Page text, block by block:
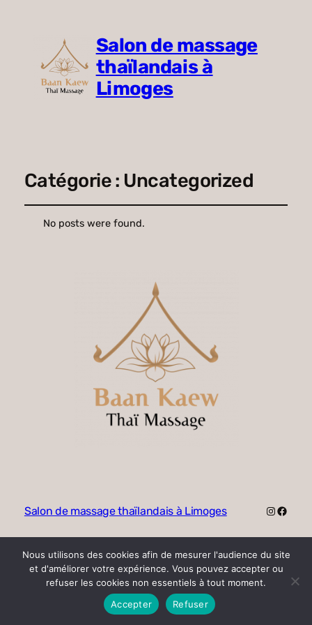
Salon de massage
thaïlandais à
Limoges
Catégorie : Uncategorized
No posts were found.
Salon de massage thaïlandais à Limoges
Nous utilisons des cookies afin de mesurer l'audience du site
et d'améliorer votre expérience. Vous pouvez accepter ou
refuser les cookies non essentiels à tout moment.
Accepter
Refuser